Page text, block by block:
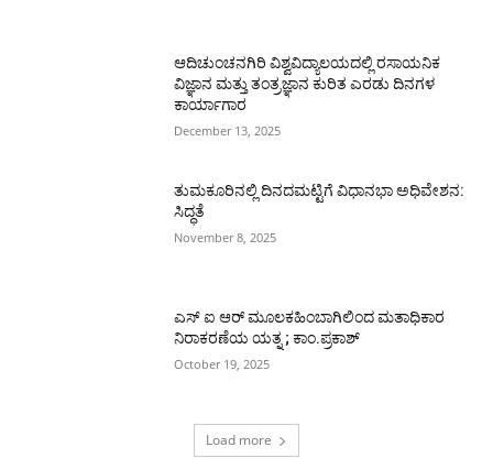
ಆದಿಚುಂಚನಗಿರಿ ವಿಶ್ವವಿದ್ಯಾಲಯದಲ್ಲಿ ರಸಾಯನಿಕ
ವಿಜ್ಞಾನ ಮತ್ತು ತಂತ್ರಜ್ಞಾನ ಕುರಿತ ಎರಡು ದಿನಗಳ
ಕಾರ್ಯಾಗಾರ
December 13, 2025
ತುಮಕೂರಿನಲ್ಲಿ ದಿನದಮಟ್ಟಿಗೆ ವಿಧಾನಭಾ ಅಧಿವೇಶನ:
ಸಿದ್ಧತೆ
November 8, 2025
ಎಸ್ ಐ ಆರ್ ಮೂಲಕಹಿಂಬಾಗಿಲಿಂದ ಮತಾಧಿಕಾರ
ನಿರಾಕರಣೆಯ ಯತ್ನ ; ಕಾಂ.ಪ್ರಕಾಶ್
October 19, 2025
Load more